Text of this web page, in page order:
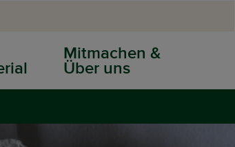
Mitmachen &
Über uns